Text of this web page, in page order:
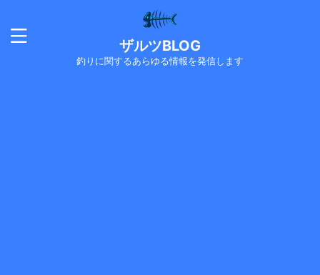
ザルツBLOG
釣りに関するあらゆる情報を発信します